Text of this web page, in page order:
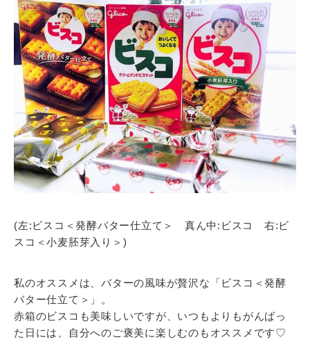
(左:ビスコ＜発酵バター仕立て＞ 真ん中:ビスコ 右:ビ
スコ＜小麦胚芽入り＞)
私のオススメは、バターの風味が贅沢な「ビスコ＜発酵
バター仕立て＞」。
赤箱のビスコも美味しいですが、いつもよりもがんばっ
た日には、自分へのご褒美に楽しむのもオススメです♡